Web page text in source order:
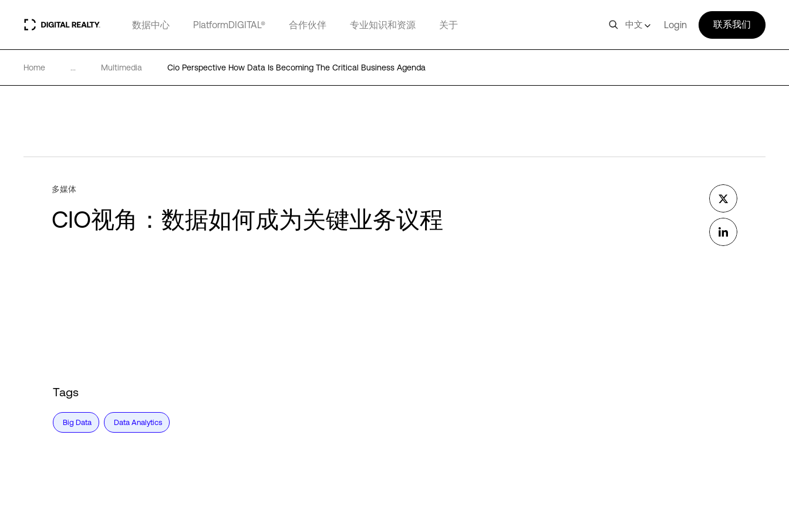
数据中心 PlatformDIGITAL® 合作伙伴 专业知识和资源 关于 中文 Login 联系我们
Home ... Multimedia Cio Perspective How Data Is Becoming The Critical Business Agenda
多媒体
CIO视角：数据如何成为关键业务议程
Tags
Big Data Data Analytics